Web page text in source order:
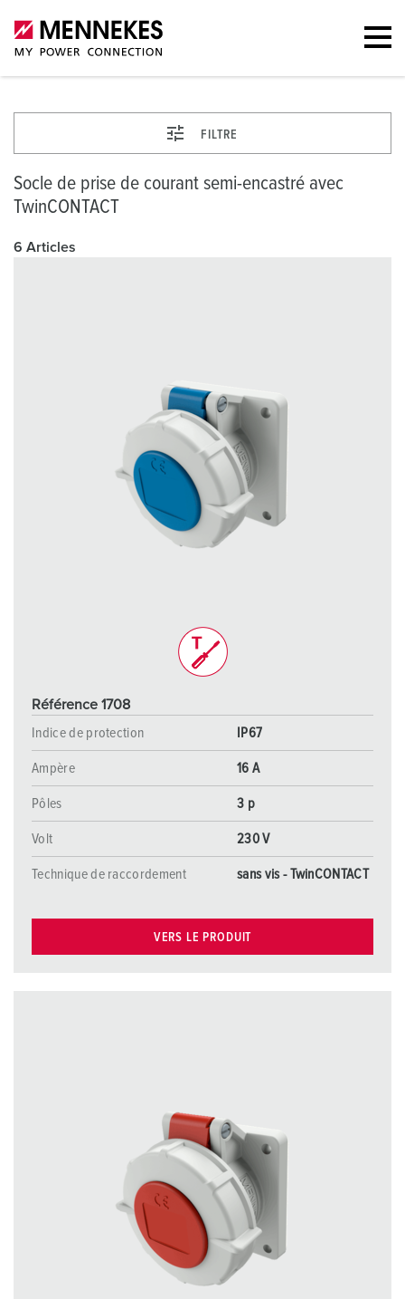
FILTRE
Socle de prise de courant semi-encastré avec
TwinCONTACT
6 Articles
Référence 1708
Indice de protection
IP67
Ampère 16 A
Pôles 3 p
Volt 230 V
Technique de raccordement sans vis - TwinCONTACT
VERS LE PRODUIT